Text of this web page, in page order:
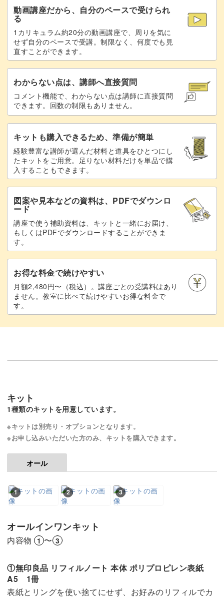
動画講座だから、自分のペースで受けられ
る
1カリキュラム約20分の動画講座で、周りを気に
せず自分のペースで受講。制限なく、何度でも見
直すことができます。
わからない点は、講師へ直接質問
コメント機能で、わからない点は講師に直接質問
できます。回数の制限もありません。
キットも購入できるため、準備が簡単
経験豊富な講師が選んだ材料と道具をひとつにし
たキットをご用意。足りない材料だけを単品で購
入することもできます。
図案や見本などの資料は、PDFでダウンロ
ード
講座で使う補助資料は、キットと一緒にお届け、
もしくはPDFでダウンロードすることができま
す。
お得な料金で続けやすい
月額2,480円〜（税込）。講座ごとの受講料はあり
ません。教室に比べて続けやすいお得な料金で
す。
キット
1種類のキットを用意しています。
※キットは別売り・オプションとなります。
※お申し込みいただいた方のみ、キットを購入できます。
オール
1 2 3
オールインワンキット
内容物 1 〜 3
①無印良品 リフィルノート 本体 ポリプロピレン表紙
A5 1冊
表紙とリングを使い捨てにせず、お好みのリフィルでカ